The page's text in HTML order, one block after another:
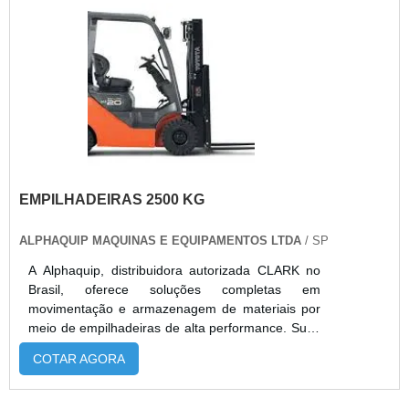
recarga da bateria, é necessário um carregador
para bateria tracionária*. As empilhadeiras
retráteis Paletrans são
EMPILHADEIRAS 2500 KG
ALPHAQUIP MAQUINAS E EQUIPAMENTOS LTDA / SP
A Alphaquip, distribuidora autorizada CLARK no
Brasil, oferece soluções completas em
movimentação e armazenagem de materiais por
meio de empilhadeiras de alta performance. Suas
aplicações incluem o transporte interno de cargas
em curtas distâncias dentro de galpões, armazéns
COTAR AGORA